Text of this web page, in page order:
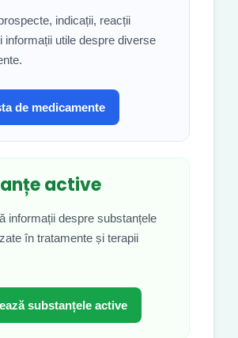
indicații, reacții
informații utile despre diverse
de medicamente
active
informații despre substanțele
în tratamente și terapii
substanțele active